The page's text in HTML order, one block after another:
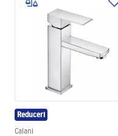
Reduceri
Calani